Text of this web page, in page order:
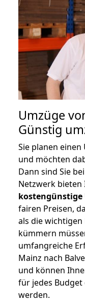
Umzüge
Günstig
Sie planen einen
und möchten
Dann sind Sie
Netzwerk bieten
fairen Preisen,
als die
kümmern
umfangreiche
Mainz nach
und können
für jedes Budget
werden.